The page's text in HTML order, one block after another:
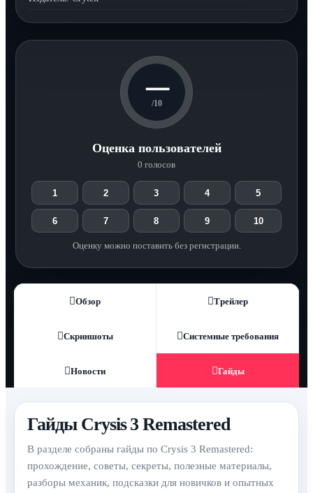
—
/10
Оценка пользователей
0 голосов
1 2 3 4 5
6 7 8 9 10
Оценку можно поставить без регистрации.
Обзор Трейлер
Скриншоты Системные требования
Новости Гайды
Гайды Crysis 3 Remastered
В разделе собраны гайды по Crysis 3 Remastered:
прохождение, советы, секреты, полезные материалы,
разборы механик, подсказки для новичков и опытных